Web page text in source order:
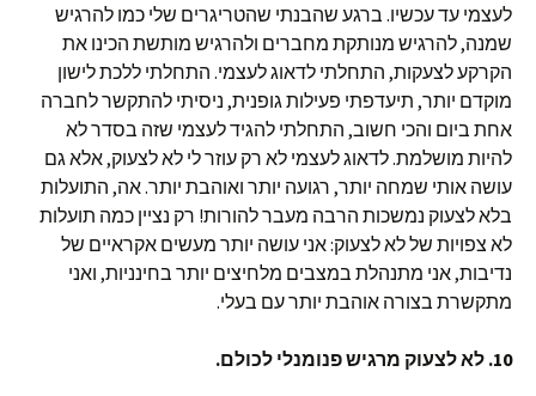
לעצמי עד עכשיו. ברגע שהבנתי שהטריגרים שלי כמו להרגיש
שמנה, להרגיש מנותקת מחברים ולהרגיש מותשת הכינו את
הקרקע לצעקות, התחלתי לדאוג לעצמי. התחלתי ללכת לישון
מוקדם יותר, תיעדפתי פעילות גופנית, ניסיתי להתקשר לחברה
אחת ביום והכי חשוב, התחלתי להגיד לעצמי שזה בסדר לא
להיות מושלמת. לדאוג לעצמי לא רק עוזר לי לא לצעוק, אלא גם
עושה אותי שמחה יותר, רגועה יותר ואוהבת יותר. אה, התועלות
בלא לצעוק נמשכות הרבה מעבר להורות! רק נציין כמה תועלות
לא צפויות של לא לצעוק: אני עושה יותר מעשים אקראיים של
נדיבות, אני מתנהלת במצבים מלחיצים יותר בחינניות, ואני
מתקשרת בצורה אוהבת יותר עם בעלי.
10. לא לצעוק מרגיש פנומנלי לכולם.